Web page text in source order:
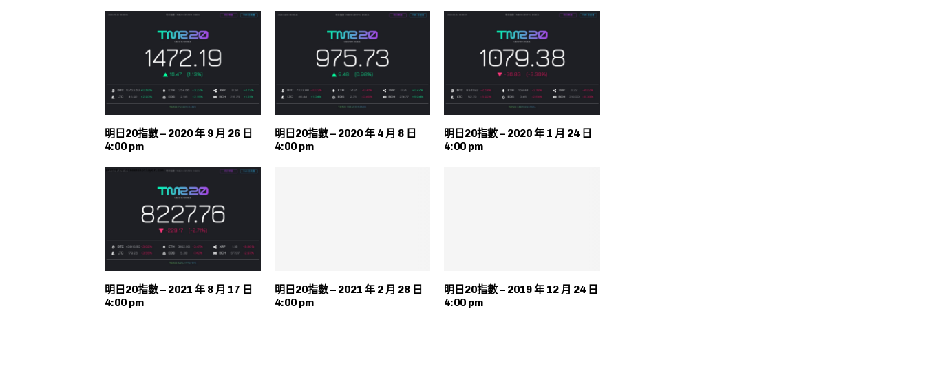
明日20指數 – 2020 年 9 月 26 日
4:00 pm
明日20指數 – 2020 年 4 月 8 日
4:00 pm
明日20指數 – 2020 年 1 月 24 日
4:00 pm
明日20指數 – 2021 年 8 月 17 日
4:00 pm
明日20指數 – 2021 年 2 月 28 日
4:00 pm
明日20指數 – 2019 年 12 月 24 日
4:00 pm